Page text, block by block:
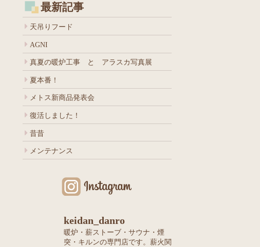
最新記事
天吊りフード
AGNI
真夏の暖炉工事 と アラスカ写真展
夏本番！
メトス新商品発表会
復活しました！
昔昔
メンテナンス
keidan_danro
暖炉・薪ストーブ・サウナ・煙
突・キルンの専門店です。薪火関